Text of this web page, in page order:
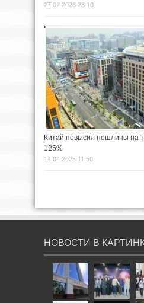
27.02.2026 23:10
Китай повысил пошлины на
125%
14.04.2025 11:50
НОВОСТИ В